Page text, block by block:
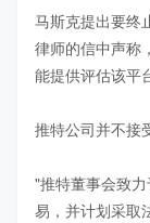
马斯克提出要终
律师的信中声称
能提供评估该平
推特公司并不接
"推特董事会致
易，并计划采取